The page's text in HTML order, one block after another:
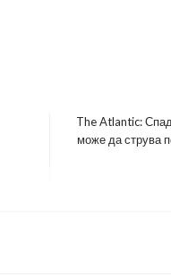
Next
The Atlantic:
може да струва